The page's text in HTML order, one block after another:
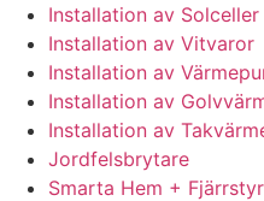
Installation av Solceller
Installation av Vitvaror
Installation av
Installation av
Installation av
Jordfelsbrytare
Smarta Hem +